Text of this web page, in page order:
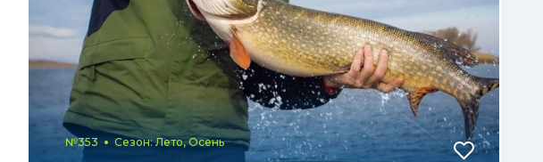
№353 Сезон: Лето, Осень